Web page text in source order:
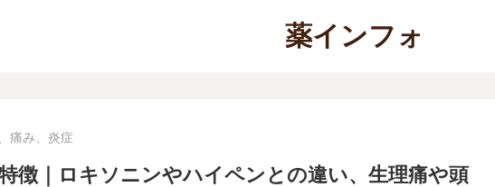
薬インフォ
痛み、炎症
徴｜ロキソニンやハイペンとの違い、生理痛や頭